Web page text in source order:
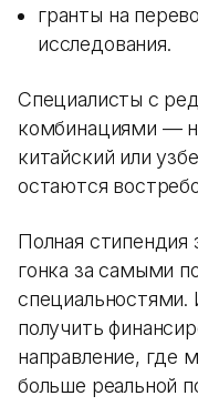
гранты на
исследования.
Специалисты с
комбинациями —
китайский или
остаются
Полная
гонка за самыми
получить
направление, где
больше реальной